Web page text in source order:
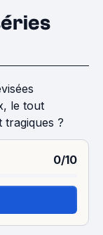
le tout
tragiques ?
0/10